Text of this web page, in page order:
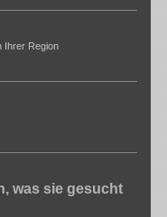
Ihrer Region
was sie gesucht